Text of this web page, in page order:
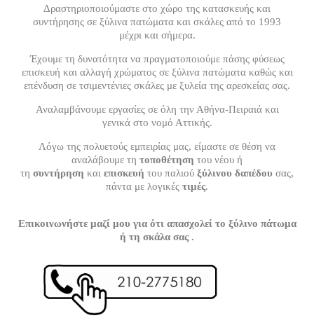
Δραστηριοποιούμαστε στο χώρο της κατασκευής και
συντήρησης σε ξύλινα πατώματα και σκάλες από το 1993
μέχρι και σήμερα.
Έχουμε τη δυνατότητα να πραγματοποιούμε πάσης φύσεως
επισκευή και αλλαγή χρώματος σε ξύλινα πατώματα καθώς και
επένδυση σε τσιμεντένιες σκάλες με ξυλεία της αρεσκείας σας.
Αναλαμβάνουμε εργασίες σε όλη την Αθήνα-Πειραιά και
γενικά στο νομό Αττικής.
Λόγω της πολυετούς εμπειρίας μας, είμαστε σε θέση να
αναλάβουμε τη τοποθέτηση του νέου ή
τη συντήρηση και επισκευή του παλιού ξύλινου δαπέδου σας,
πάντα με λογικές τιμές.
Επικοινωνήστε μαζί μου για ότι απασχολεί το ξύλινο πάτωμα
ή τη σκάλα σας .